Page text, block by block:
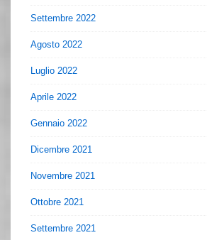
Settembre 2022
Agosto 2022
Luglio 2022
Aprile 2022
Gennaio 2022
Dicembre 2021
Novembre 2021
Ottobre 2021
Settembre 2021